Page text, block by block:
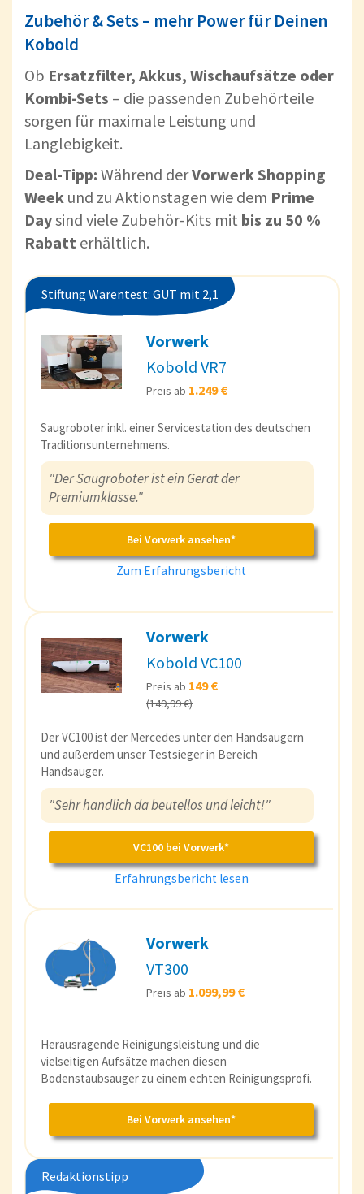
Zubehör & Sets – mehr Power für Deinen
Kobold
Ob Ersatzfilter, Akkus, Wischaufsätze oder
Kombi-Sets – die passenden Zubehörteile
sorgen für maximale Leistung und
Langlebigkeit.
Deal-Tipp: Während derVorwerk Shopping
Week und zu Aktionstagen wie dem Prime
Daysind viele Zubehör-Kits mit bis zu 50 %
Rabatt erhältlich.
Stiftung Warentest: GUT mit 2,1
Vorwerk
Kobold VR7
Preis ab 1.249 €
Saugroboter inkl. einer Servicestation des deutschen
Traditionsunternehmens.
"Der Saugroboter ist ein Gerät der
Premiumklasse."
Bei Vorwerk ansehen*
Zum Erfahrungsbericht
Vorwerk
Kobold VC100
Preis ab 149 €
(149,99 €)
Der VC100 ist der Mercedes unter den Handsaugern
und außerdem unser Testsieger in Bereich
Handsauger.
"Sehr handlich da beutellos und leicht!"
VC100 bei Vorwerk*
Erfahrungsbericht lesen
Vorwerk
VT300
Preis ab 1.099,99 €
Herausragende Reinigungsleistung und die
vielseitigen Aufsätze machen diesen
Bodenstaubsauger zu einem echten Reinigungsprofi.
Bei Vorwerk ansehen*
Redaktionstipp